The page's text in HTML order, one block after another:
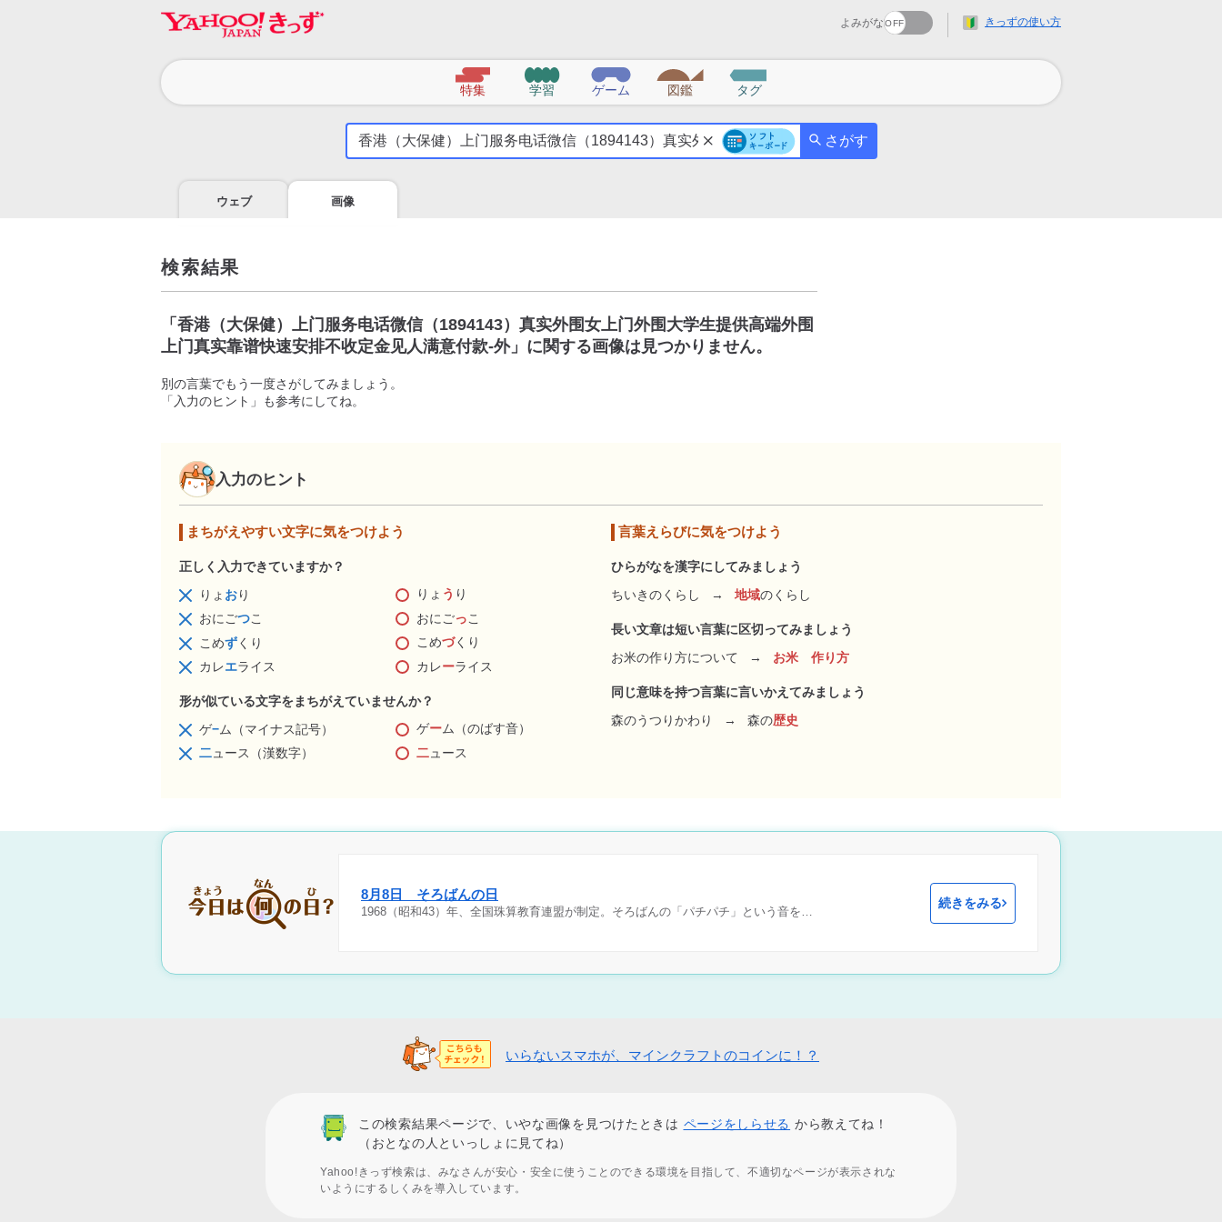
よみがな きっずの使い方
特集 学習 ゲーム 図鑑 タグ
気
こ
う
さがす
ウェブ 画像
検索結果
「 香港（大保健）上门服务电话微信（1894143）真实外围女上门外围大学生提供高端外围
上门真实靠谱快速安排不收定金见人满意付款-外」に関する画像は見つかりません。
別の言葉でもう一度さがしてみましょう。
「入力のヒント」も参考にしてね。
入力のヒント
まちがえやすい文字に気をつけよう
正しく入力できていますか？
りょ おり りょ う り
おにごつこ おにごっこ
こめずくり こめづくり
カレエライス カレーライス
形が似ている文字をまちがえていませんか？
ゲ−ム（マイナス記号） ゲーム（のばす音）
二ュース（漢数字） 二ュース
言葉えらびに気をつけよう
ひらがなを漢字にしてみましょう
ちいきのくらし
→ 地域のくらし
長い文章は短い言葉に区切ってみましょう
お米の作り方について
→ お米 作り方
同じ意味を持つ言葉に言いかえてみましょう
森のうつりかわり
→ 森の歴史
8月8日 そろばんの日
1968（昭和43）年、全国珠算教育連盟が制定。そろばんの「パチパチ」という音を…
続きをみる
いらないスマホが、マインクラフトのコインに！？
この検索結果ページで、いやな画像を見つけたときは ページをしらせる から教えてね！
（おとなの人といっしょに見てね）
Yahoo!きっず検索は、みなさんが安心・安全に使うことのできる環境を目指して、不適切なページが表示されな
いようにするしくみを導入しています。